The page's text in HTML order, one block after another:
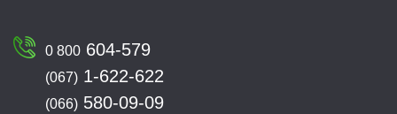
0 800 604-579
(067) 1-622-622
(066) 580-09-09